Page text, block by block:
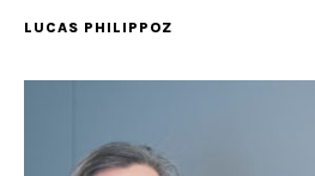
LUCAS PHILIPPOZ